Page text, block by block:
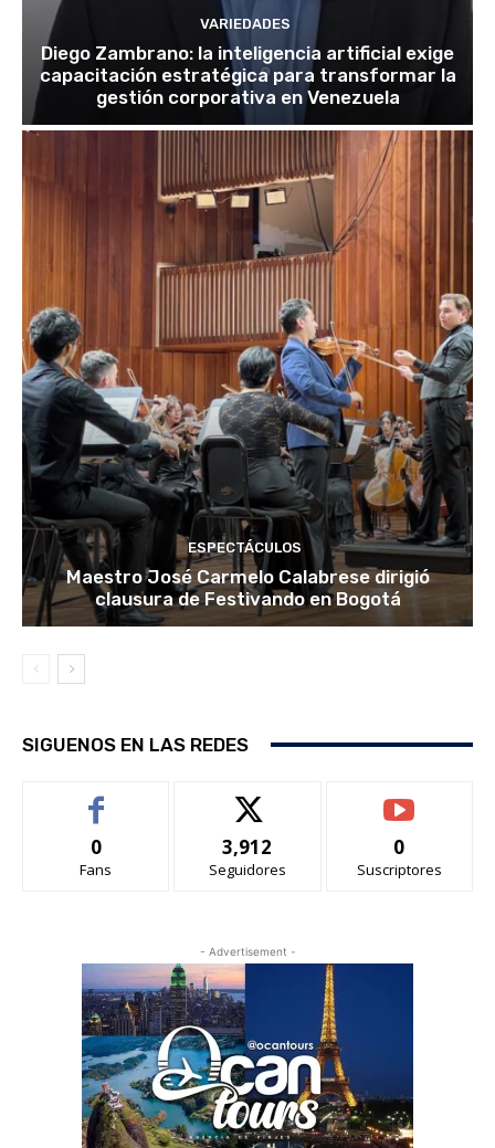
VARIEDADES
Diego Zambrano: la inteligencia artificial exige
capacitación estratégica para transformar la
gestión corporativa en Venezuela
ESPECTÁCULOS
Maestro José Carmelo Calabrese dirigió
clausura de Festivando en Bogotá
SIGUENOS EN LAS REDES
0
Fans
3,912
Seguidores
0
Suscriptores
- Advertisement -